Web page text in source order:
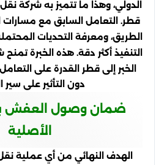
الدولي، وهذا ما تتميز به شركة
قطر. التعامل السابق مع مسارات
الطريق، ومعرفة التحديات
التنفيذ أكثر دقة. هذه الخبرة
الخبر إلى قطر القدرة على
دون التأثير على سير
ضمان وصول العفش
الأصلية
الهدف النهائي من أي عملية